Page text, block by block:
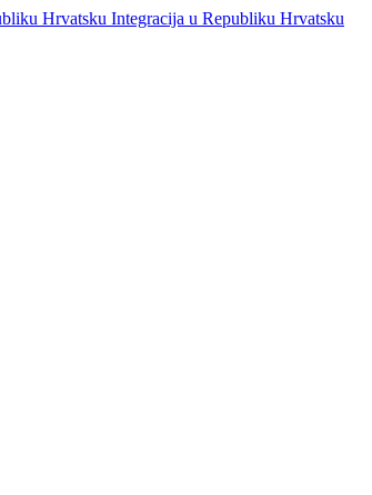
Integracija u Republiku Hrvatsku